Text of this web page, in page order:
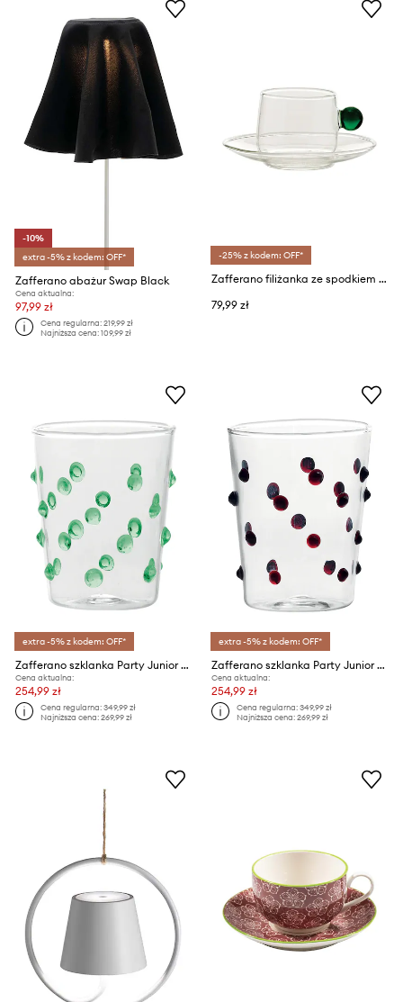
-10%
extra -5% z kodem: OFF*
Zafferano abażur Swap Black
Cena aktualna:
97,99 zł
Cena regularna:219,99 zł
Najniższa cena:109,99 zł
-25% z kodem: OFF*
Zafferano filiżanka ze spodkiem Bilia 120 ml
79,99 zł
extra -5% z kodem: OFF*
Zafferano szklanka Party Junior 95 ml
Cena aktualna:
254,99 zł
Cena regularna:349,99 zł
Najniższa cena:269,99 zł
extra -5% z kodem: OFF*
Zafferano szklanka Party Junior 95 ml
Cena aktualna:
254,99 zł
Cena regularna:349,99 zł
Najniższa cena:269,99 zł